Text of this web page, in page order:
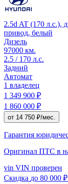
2.5d AT (170 л.с.),
привод, белый
Дизель
97000 км.
2.5 / 170 л.с.
Задний
Автомат
1 владелец
1 349 900 ₽
1 860 000 ₽
от 14 750 ₽/мес.
Гарантия
Оригинал ПТС в
vin VIN проверен
Скидка до 80 000 ₽